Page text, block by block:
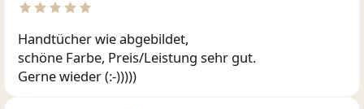
Handtücher wie abgebildet,
schöne Farbe, Preis/Leistung sehr gut.
Gerne wieder (:-)))))